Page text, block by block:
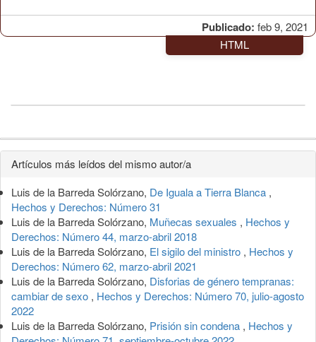
Publicado: feb 9, 2021
HTML
Detalles
del
artículo
Artículos más leídos del mismo autor/a
Luis de la Barreda Solórzano, De Iguala a Tierra Blanca ,
Hechos y Derechos: Número 31
Luis de la Barreda Solórzano, Muñecas sexuales , Hechos y
Derechos: Número 44, marzo-abril 2018
Luis de la Barreda Solórzano, El sigilo del ministro , Hechos y
Derechos: Número 62, marzo-abril 2021
Luis de la Barreda Solórzano, Disforias de género tempranas:
cambiar de sexo , Hechos y Derechos: Número 70, julio-agosto
2022
Luis de la Barreda Solórzano, Prisión sin condena , Hechos y